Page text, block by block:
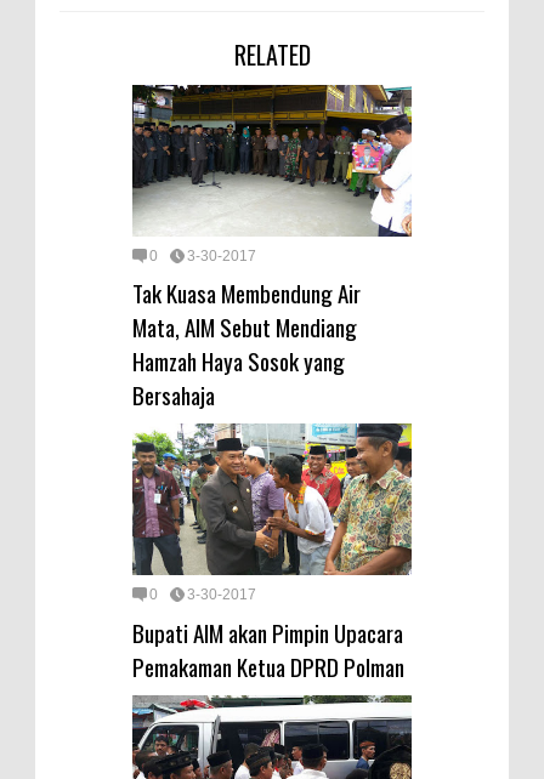
RELATED
0 3-30-2017
Tak Kuasa Membendung Air
Mata, AIM Sebut Mendiang
Hamzah Haya Sosok yang
Bersahaja
0 3-30-2017
Bupati AIM akan Pimpin Upacara
Pemakaman Ketua DPRD Polman